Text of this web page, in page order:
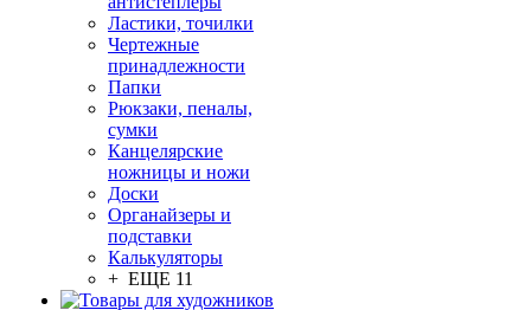
Ластики, точилки
Чертежные
принадлежности
Папки
Рюкзаки, пеналы,
сумки
Канцелярские
ножницы и ножи
Доски
Органайзеры и
подставки
Калькуляторы
+ ЕЩЕ 11